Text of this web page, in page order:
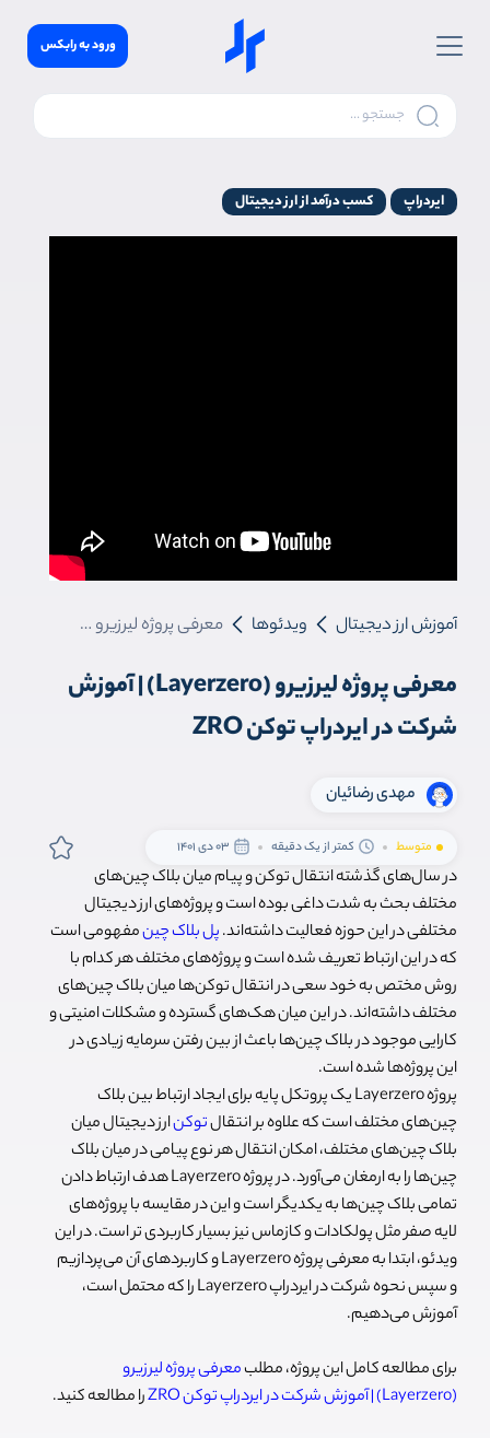
ورود به رابکس
ایردراپ کسب درآمد از ارز دیجیتال
آموزش ارز دیجیتال ویدئوها معرفی پروژه لیرزیرو (Layerzero) | آموزش شرکت در ایردراپ توکن ZRO
معرفی پروژه لیرزیرو (Layerzero) | آموزش
شرکت در ایردراپ توکن ZRO
مهدی رضائیان
متوسط کمتر از یک دقیقه 03 دی 1401
در سال‌های گذشته انتقال توکن و پیام میان بلاک چین‌های
مختلف بحث به شدت داغی بوده است و پروژه‌های ارز دیجیتال
مختلفی در این حوزه فعالیت داشته‌اند.پل بلاک چینمفهومی است
که در این ارتباط تعریف شده است و پروژه‌های مختلف هر کدام با
روش مختص به خود سعی در انتقال توکن‌ها میان بلاک چین‌های
مختلف داشته‌اند. در این میان هک‌های گسترده و مشکلات امنیتی و
کارایی موجود در بلاک چین‌ها باعث از بین رفتن سرمایه زیادی در
این پروژه‌ها شده است.
پروژه Layerzero یک پروتکل پایه برای ایجاد ارتباط بین بلاک
چین‌های مختلف است که علاوه بر انتقالتوکن‌ارز دیجیتال میان
بلاک چین‌های مختلف، امکان انتقال هر نوع پیامی در میان بلاک
چین‌ها را به ارمغان می‌آورد. در پروژه Layerzero هدف ارتباط دادن
تمامی بلاک چین‌ها به یکدیگر است و این در مقایسه با پروژه‌های
لایه صفر مثل پولکادات و کازماس نیز بسیار کاربردی تر است. در این
ویدئو، ابتدا به معرفی پروژه Layerzero و کاربردهای آن می‌پردازیم
و سپس نحوه شرکت در ایردراپ Layerzero را که محتمل است،
آموزش می‌دهیم.
برای مطالعه کامل این پروژه، مطلبمعرفی پروژه لیرزیرو
(Layerzero) | آموزش شرکت در ایردراپ توکن ZRO
را مطالعه کنید.